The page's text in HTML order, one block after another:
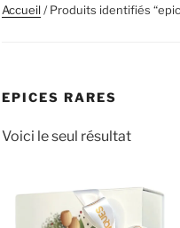
Accueil/ Produits identifiés
EPICES RARES
Voici le seul résultat